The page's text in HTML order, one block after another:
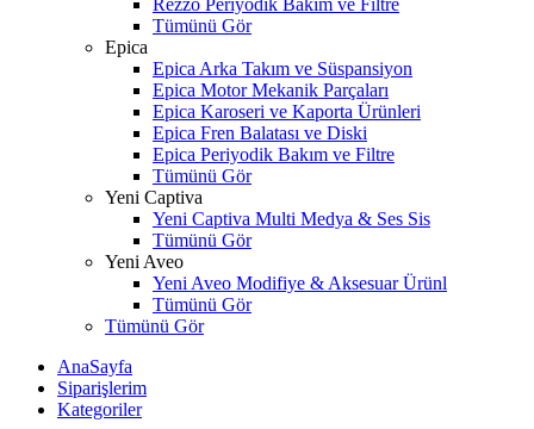
Rezzo Periyodik Bakım ve Filtre
Tümünü Gör
Epica
Epica Arka Takım ve Süspansiyon
Epica Motor Mekanik Parçaları
Epica Karoseri ve Kaporta Ürünleri
Epica Fren Balatası ve Diski
Epica Periyodik Bakım ve Filtre
Tümünü Gör
Yeni Captiva
Yeni Captiva Multi Medya & Ses Sis
Tümünü Gör
Yeni Aveo
Yeni Aveo Modifiye & Aksesuar Ürünl
Tümünü Gör
Tümünü Gör
AnaSayfa
Siparişlerim
Kategoriler